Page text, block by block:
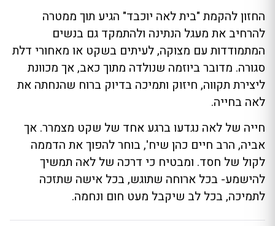
החזון להקמת "בית לאה יוכבד" הגיע תוך ממטרה
להרחיב את מעגל הנתינה ולהתמקד גם בנשים
המתמודדות עם מצוקה, לעיתים בשקט או מאחורי דלת
סגורה. מדובר ביוזמה שנולדה מתוך כאב, אך מכוונת
ליצירת תקווה, חיזוק ותמיכה בדיוק ברוח שהנחתה את
לאה בחייה.
חייה של לאה נגדעו ברגע אחד של שקט מצמרר. אך
אביה, הרב חיים כהן שיח', בוחר להפוך את הדממה
לקול של חסד. ומבטיח כי דרכה של לאה תמשיך
להישמע- בכל ארוחה שתוגש, בכל אישה שתזכה
לתמיכה, בכל לב שיקבל מעט חום ונחמה.